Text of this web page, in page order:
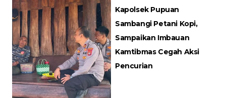
Kapolsek Pupuan
Sambangi Petani Kopi,
Sampaikan Imbauan
Kamtibmas Cegah Aksi
Pencurian